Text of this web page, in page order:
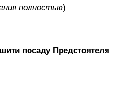
полностью)
посаду Предстоятеля